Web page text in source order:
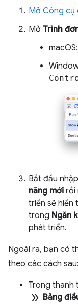
Mở Công cụ
Mở Trình
macOS:
Bắt đầu nhập
năng mới rồi
triển sẽ hiển
trong Ngăn
phát triển.
Ngoài ra, bạn có
theo các cách sau:
Trong thanh
double_arrow Bảng